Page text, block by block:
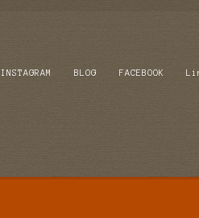
INSTAGRAM BLOG FACEBOOK